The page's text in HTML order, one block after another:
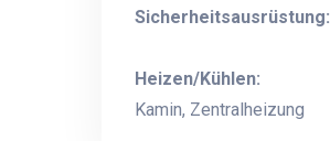
Sicherheitsausrüstung:
Heizen/Kühlen:
Kamin, Zentralheizung